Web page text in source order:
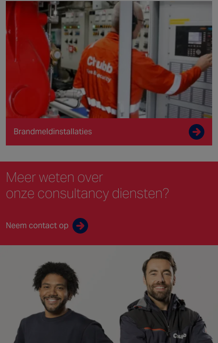
Brandmeldinstallaties
Meer weten over
onze consultancy diensten?
Neem contact op